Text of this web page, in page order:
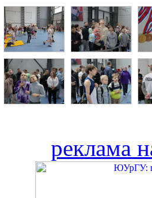
реклама